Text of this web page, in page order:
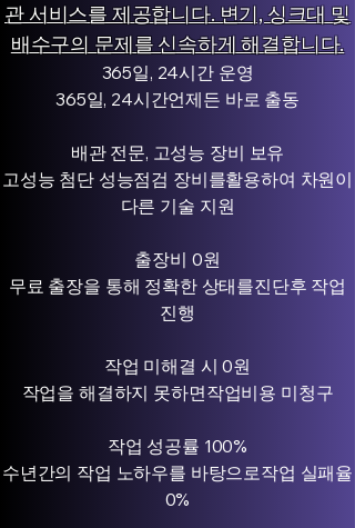
관 서비스를 제공합니다. 변기, 싱크대 및
배수구의 문제를 신속하게 해결합니다.
365일, 24시간 운영
365일, 24시간언제든 바로 출동
배관 전문, 고성능 장비 보유
고성능 첨단 성능점검 장비를활용하여 차원이
다른 기술 지원
출장비 0원
무료 출장을 통해 정확한 상태를진단후 작업
진행
작업 미해결 시 0원
작업을 해결하지 못하면작업비용 미청구
작업 성공률 100%
수년간의 작업 노하우를 바탕으로작업 실패율
0%